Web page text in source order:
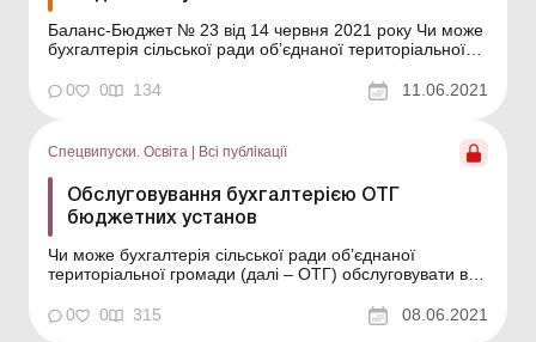
Баланс-Бюджет № 23 від 14 червня 2021 року Чи може
бухгалтерія сільської ради об’єднаної територіальної
установи на території громади? Ні, не може. Такі
функції може виконувати централізована бухгалтерія
0 0 134 11.06.2021
Спецвипуски. Освіта Всі публікації
Обслуговування бухгалтерією ОТГ
бюджетних установ
Чи може бухгалтерія сільської ради об’єднаної
територіальної громади (далі – ОТГ) обслуговувати всі
Такі функції може виконувати централізована
бухгалтерія (далі – ЦБ). Як та з якою структурою її
0 0 315 08.06.2021